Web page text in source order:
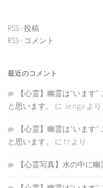
RSS - 投稿
RSS - コメント
最近のコメント
【心霊】幽霊は“います
と思います。
に Je nga より
【心霊】幽霊は“います
と思います。
に t t より
【心霊写真】水の中に